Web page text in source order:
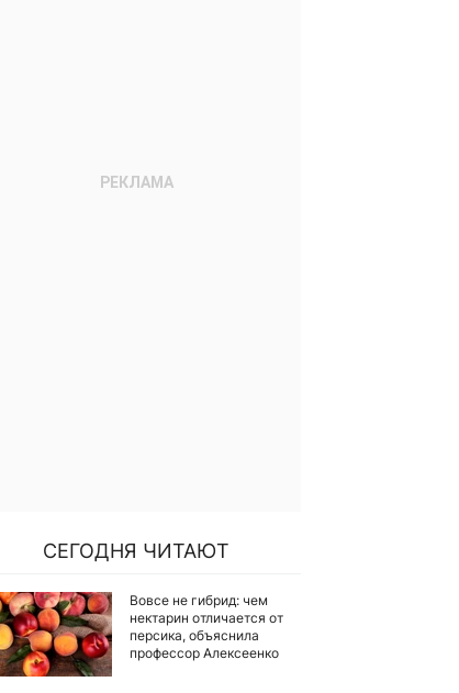
СЕГОДНЯ ЧИТАЮТ
Вовсе не гибрид: чем
нектарин отличается от
персика, объяснила
профессор Алексеенко